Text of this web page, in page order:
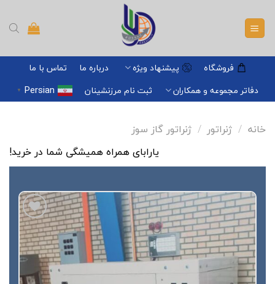
content
فروشگاه پیشنهاد ویژه درباره ما
تماس با ما
دفاتر مجموعه و همکاران
ثبت نام مرزنشینان Persian
▼
خانه / ژنراتور / ژنراتور گاز سوز
یارابای همراه همیشگی شما در خرید!
افزودن
به
علاقه
مندی
ها